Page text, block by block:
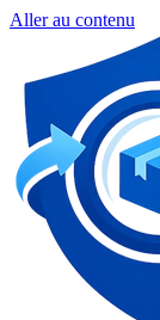
Aller au contenu